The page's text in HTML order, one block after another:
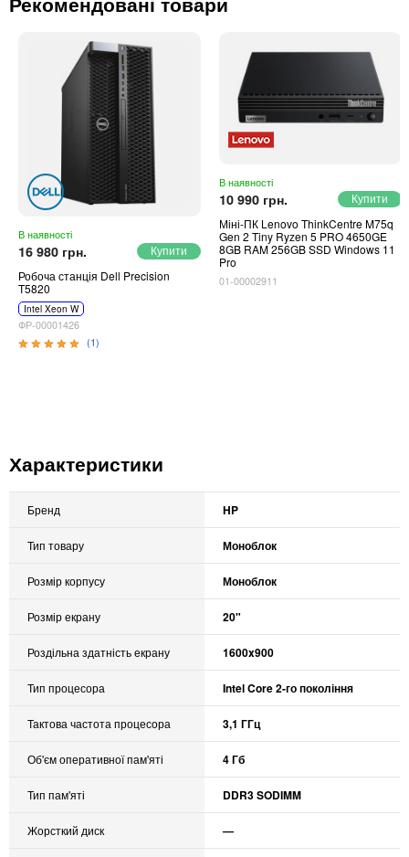
Акумулятори для ДБЖ
В наявності
16 980 грн.
Робоча станція Dell Precision
T5820
Intel Xeon W
ФР-00001426
(1)
В наявності
10 990 грн.
Міні-ПК Lenovo ThinkCentre M75q
Gen 2 Tiny Ryzen 5 PRO 4650GE
8GB RAM 256GB SSD Windows 11
Pro
01-00002911
Характеристики
Бренд HP
Тип товару Моноблок
Розмір корпусу Моноблок
Розмір екрану 20"
Роздільна здатність екрану 1600x900
Тип процесора Intel Core 2-го покоління
Тактова частота процесора 3,1 ГГц
Об'єм оперативної пам'яті 4 Гб
Тип пам'яті DDR3 SODIMM
Жорсткий диск —